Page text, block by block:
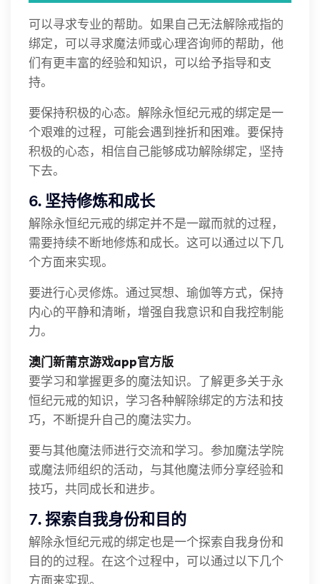
可以寻求专业的帮助。如果自己无法解除戒指的
绑定，可以寻求魔法师或心理咨询师的帮助，他
们有更丰富的经验和知识，可以给予指导和支
持。
要保持积极的心态。解除永恒纪元戒的绑定是一
个艰难的过程，可能会遇到挫折和困难。要保持
积极的心态，相信自己能够成功解除绑定，坚持
下去。
6. 坚持修炼和成长
解除永恒纪元戒的绑定并不是一蹴而就的过程，
需要持续不断地修炼和成长。这可以通过以下几
个方面来实现。
要进行心灵修炼。通过冥想、瑜伽等方式，保持
内心的平静和清晰，增强自我意识和自我控制能
力。
澳门新莆京游戏app官方版
要学习和掌握更多的魔法知识。了解更多关于永
恒纪元戒的知识，学习各种解除绑定的方法和技
巧，不断提升自己的魔法实力。
要与其他魔法师进行交流和学习。参加魔法学院
或魔法师组织的活动，与其他魔法师分享经验和
技巧，共同成长和进步。
7. 探索自我身份和目的
解除永恒纪元戒的绑定也是一个探索自我身份和
目的的过程。在这个过程中，可以通过以下几个
方面来实现。